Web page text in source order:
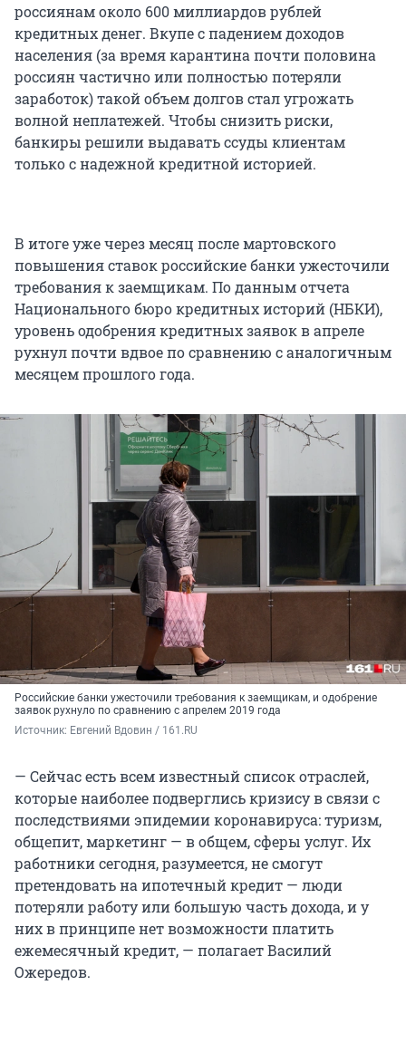
россиянам около 600 миллиардов рублей
кредитных денег. Вкупе с падением доходов
населения (за время карантина почти половина
россиян частично или полностью потеряли
заработок) такой объем долгов стал угрожать
волной неплатежей. Чтобы снизить риски,
банкиры решили выдавать ссуды клиентам
только с надежной кредитной историей.
В итоге уже через месяц после мартовского
повышения ставок российские банки ужесточили
требования к заемщикам. По данным отчета
Национального бюро кредитных историй (НБКИ),
уровень одобрения кредитных заявок в апреле
рухнул почти вдвое по сравнению с аналогичным
месяцем прошлого года.
Российские банки ужесточили требования к заемщикам, и одобрение
заявок рухнуло по сравнению с апрелем 2019 года
Источник: Евгений Вдовин / 161.RU
— Сейчас есть всем известный список отраслей,
которые наиболее подверглись кризису в связи с
последствиями эпидемии коронавируса: туризм,
общепит, маркетинг — в общем, сферы услуг. Их
работники сегодня, разумеется, не смогут
претендовать на ипотечный кредит — люди
потеряли работу или большую часть дохода, и у
них в принципе нет возможности платить
ежемесячный кредит, — полагает Василий
Ожередов.